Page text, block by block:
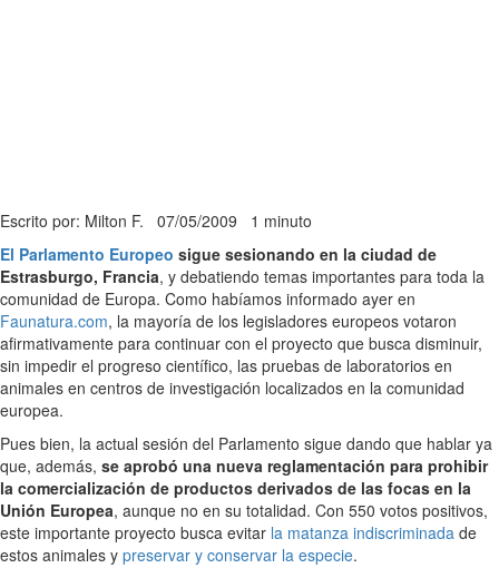
Escrito por: Milton F. 07/05/2009 1 minuto
El Parlamento Europeo sigue sesionando en la ciudad de
Estrasburgo, Francia, y debatiendo temas importantes para toda la
comunidad de Europa. Como habíamos informado ayer en
Faunatura.com, la mayoría de los legisladores europeos votaron
afirmativamente para continuar con el proyecto que busca disminuir,
sin impedir el progreso científico, las pruebas de laboratorios en
animales en centros de investigación localizados en la comunidad
europea.
Pues bien, la actual sesión del Parlamento sigue dando que hablar ya
que, además, se aprobó una nueva reglamentación para prohibir
la comercialización de productos derivados de las focas en la
Unión Europea, aunque no en su totalidad. Con 550 votos positivos,
este importante proyecto busca evitar la matanza indiscriminada de
estos animales y preservar y conservar la especie.